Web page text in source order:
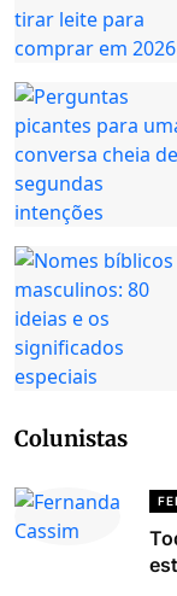
Colunistas